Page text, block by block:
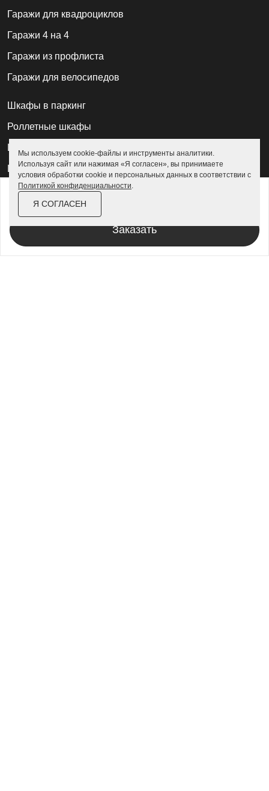
от260 300 ₽
Заказать
Гаражи для квадроциклов
Гаражи 4 на 4
Гаражи из профлиста
Гаражи для велосипедов
Шкафы в паркинг
Роллетные шкафы
Шкафы уличные всепогодные
Шкафы садовые
Хозблоки для дачи
Хозблоки металлические
Хозблоки с дровником
Мы используем cookie-файлы и инструменты аналитики.
Используя сайт или нажимая «Я согласен», вы принимаете
условия обработки cookie и персональных данных в соответствии с
Политикой конфиденциальности.
Я СОГЛАСЕН